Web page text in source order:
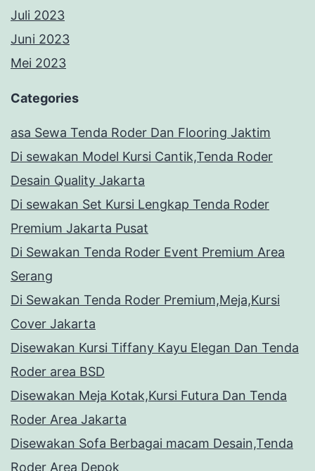
Juli 2023
Juni 2023
Mei 2023
Categories
asa Sewa Tenda Roder Dan Flooring Jaktim
Di sewakan Model Kursi Cantik,Tenda Roder
Desain Quality Jakarta
Di sewakan Set Kursi Lengkap Tenda Roder
Premium Jakarta Pusat
Di Sewakan Tenda Roder Event Premium Area
Serang
Di Sewakan Tenda Roder Premium,Meja,Kursi
Cover Jakarta
Disewakan Kursi Tiffany Kayu Elegan Dan Tenda
Roder area BSD
Disewakan Meja Kotak,Kursi Futura Dan Tenda
Roder Area Jakarta
Disewakan Sofa Berbagai macam Desain,Tenda
Roder Area Depok